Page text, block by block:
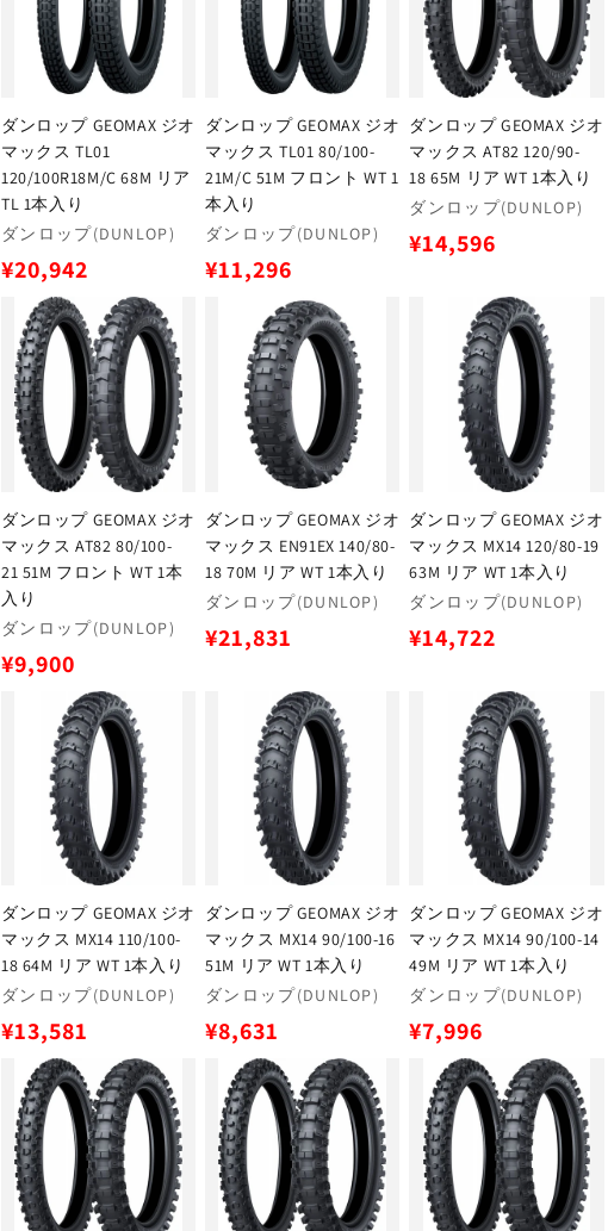
格
ダンロップ GEOMAX ジオ
マックス TL01
120/100R18M/C 68M リア
TL 1本入り
販
売
ダンロップ(DUNLOP)
通
価
格
¥20,942
ダンロップ GEOMAX ジオ
マックス TL01 80/100-
21M/C 51M フロント WT 1
本入り
販
売
ダンロップ(DUNLOP)
通
¥11,296
ダンロップ GEOMAX ジオ
マックス AT82 120/90-
18 65M リア WT 1本入り
販
売
ダンロップ(DUNLOP)
通
¥14,596
ダンロップ GEOMAX ジオ
マックス AT82 80/100-
21 51M フロント WT 1本
入り
販
売
元:
ダンロップ(DUNLOP)
通
¥9,900
ダンロップ GEOMAX ジオ
マックス EN91EX 140/80-
18 70M リア WT 1本入り
販
売
元:
ダンロップ(DUNLOP)
通
¥21,831
ダンロップ GEOMAX ジオ
マックス MX14 120/80-19
63M リア WT 1本入り
販
売
元:
ダンロップ(DUNLOP)
通
¥14,722
ダンロップ GEOMAX ジオ
マックス MX14 110/100-
18 64M リア WT 1本入り
販
売
元:
ダンロップ(DUNLOP)
通
価
格
¥13,581
ダンロップ GEOMAX ジオ
マックス MX14 90/100-16
51M リア WT 1本入り
販
売
元:
ダンロップ(DUNLOP)
通
価
格
¥8,631
ダンロップ GEOMAX ジオ
マックス MX14 90/100-14
49M リア WT 1本入り
販
売
元:
ダンロップ(DUNLOP)
通
価
格
¥7,996